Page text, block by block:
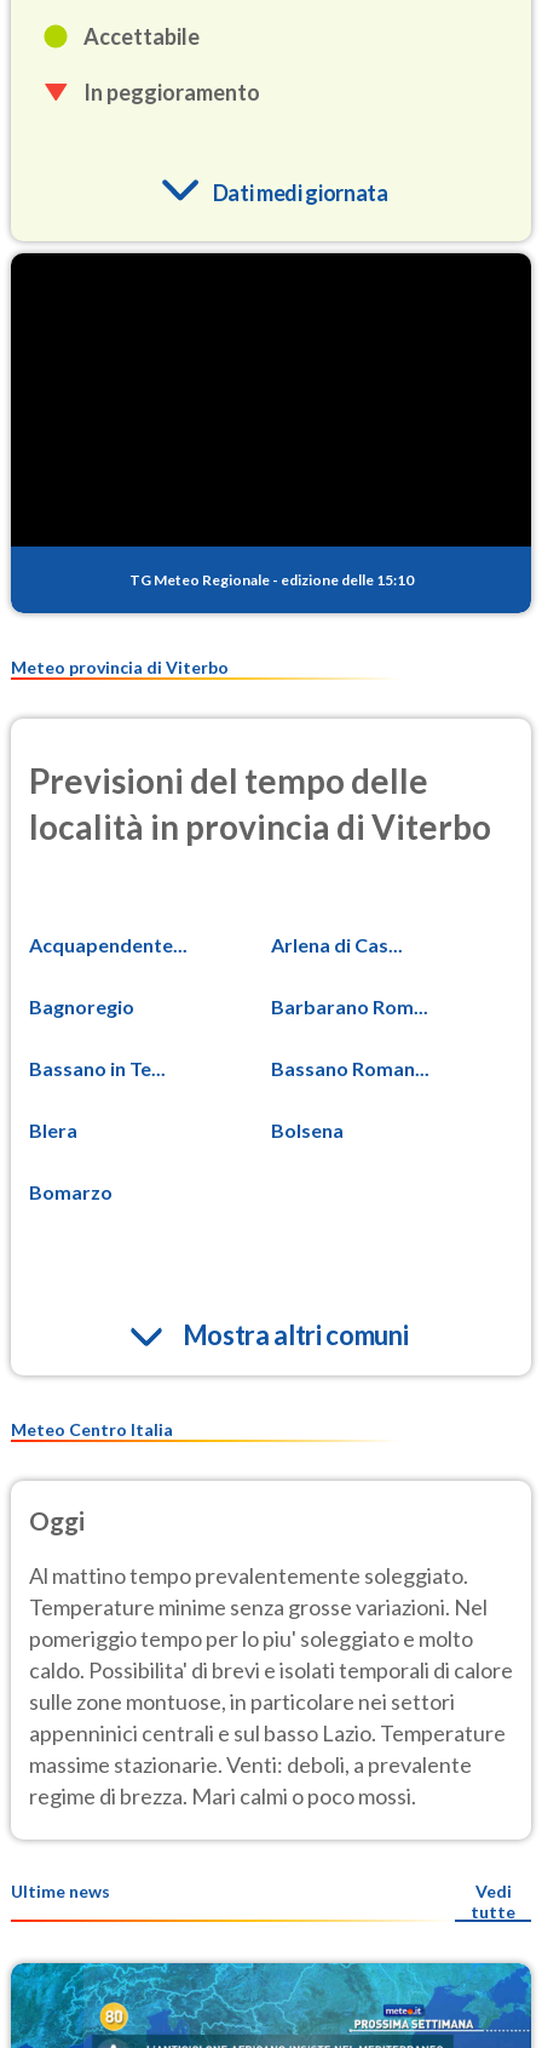
Accettabile
In peggioramento
Dati medi giornata
PM25
TG Meteo Regionale - edizione delle 15:10
Meteo provincia di Viterbo
Previsioni del tempo delle
località in provincia di Viterbo
Acquapendente... Arlena di Cas...
Bagnoregio Barbarano Rom...
Bassano in Te... Bassano Roman...
Blera Bolsena
Bomarzo
Mostra altri comuni
Meteo Centro Italia
Oggi
Al mattino tempo prevalentemente soleggiato.
Temperature minime senza grosse variazioni. Nel
pomeriggio tempo per lo piu' soleggiato e molto
caldo. Possibilita' di brevi e isolati temporali di calore
sulle zone montuose, in particolare nei settori
appenninici centrali e sul basso Lazio. Temperature
massime stazionarie. Venti: deboli, a prevalente
regime di brezza. Mari calmi o poco mossi.
Ultime news
Vedi
tutte